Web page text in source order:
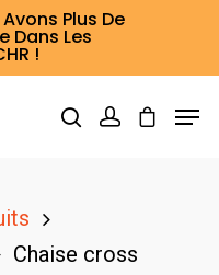
Avons Plus De
Dans Les
!
to close
Chaise cross